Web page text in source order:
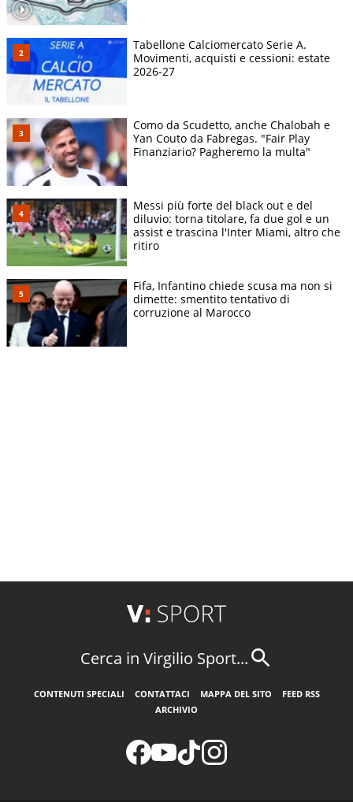
Tabellone Calciomercato Serie A.
Movimenti, acquisti e cessioni: estate
2026-27
Como da Scudetto, anche Chalobah e
Yan Couto da Fabregas. "Fair Play
Finanziario? Pagheremo la multa"
Messi più forte del black out e del
diluvio: torna titolare, fa due gol e un
assist e trascina l'Inter Miami, altro che
ritiro
Fifa, Infantino chiede scusa ma non si
dimette: smentito tentativo di
corruzione al Marocco
Cerca in Virgilio Sport...
CONTENUTI SPECIALI CONTATTACI MAPPA DEL SITO
FEED RSS
ARCHIVIO